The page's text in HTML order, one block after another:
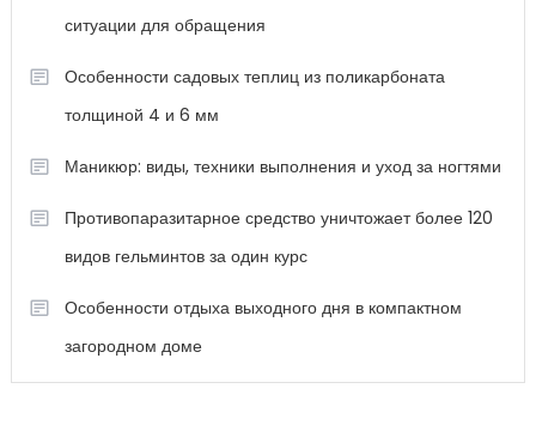
ситуации для обращения
Особенности садовых теплиц из поликарбоната
толщиной 4 и 6 мм
Маникюр: виды, техники выполнения и уход за ногтями
Противопаразитарное средство уничтожает более 120
видов гельминтов за один курс
Особенности отдыха выходного дня в компактном
загородном доме